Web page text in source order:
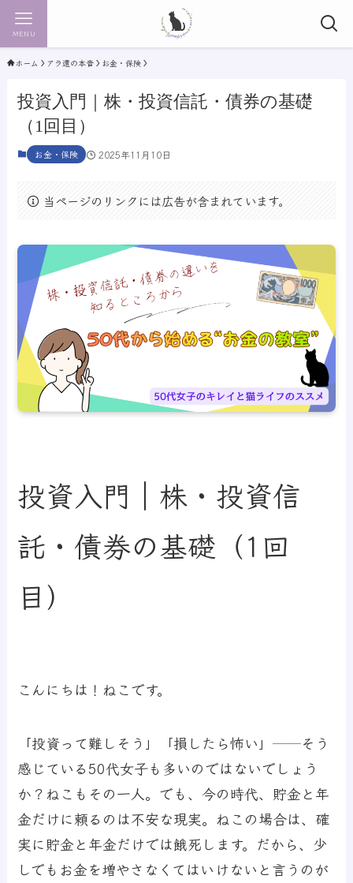
MENU
ホーム アラ還の本音 お金・保険
投資入門｜株・投資信託・債券の基礎
（1回目）
お金・保険 2025年11月10日
当ページのリンクには広告が含まれています。
投資入門｜株・投資信
託・債券の基礎（1回
目）
こんにちは！ねこです。
「投資って難しそう」「損したら怖い」──そう
感じている50代女子も多いのではないでしょう
か？ねこもその一人。でも、今の時代、貯金と年
金だけに頼るのは不安な現実。ねこの場合は、確
実に貯金と年金だけでは餓死します。だから、少
しでもお金を増やさなくてはいけないと言うのが